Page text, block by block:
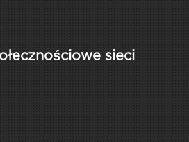
sieci